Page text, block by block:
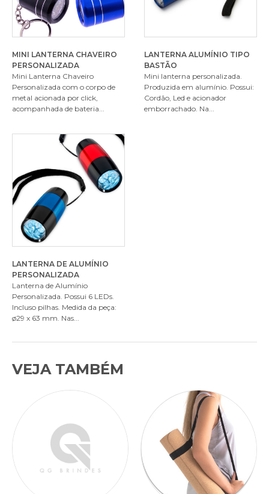
MINI LANTERNA CHAVEIRO
PERSONALIZADA
Mini Lanterna Chaveiro
Personalizada com o corpo de
metal acionada por click,
acompanhada de bateria...
LANTERNA ALUMÍNIO TIPO
BASTÃO
Mini lanterna personalizada.
Produzida em alumínio. Possui:
Cordão, Led e acionador
emborrachado. Na...
LANTERNA DE ALUMÍNIO
PERSONALIZADA
Lanterna de Alumínio
Personalizada. Possui 6 LEDs.
Incluso pilhas. Medida da peça:
ø29 x 63 mm. Nas...
VEJA TAMBÉM